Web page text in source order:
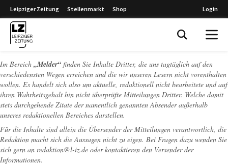
Leipziger Zeitung Stellenmarkt Shop Login
Im Bereich „Melder“ finden Sie Inhalte Dritter, die uns tagtäglich auf den
verschiedensten Wegen erreichen und die wir unseren Lesern nicht vorenthalten
wollen. Es handelt sich also um aktuelle, redaktionell nicht bearbeitete und auf
ihren Wahrheitsgehalt hin nicht überprüfte Mitteilungen Dritter. Welche damit
stets durchgehende Zitate der namentlich genannten Absender außerhalb
unseres redaktionellen Bereiches darstellen.
Für die Inhalte sind allein die Übersender der Mitteilungen verantwortlich, die
Redaktion macht sich die Aussagen nicht zu eigen. Bei Fragen dazu wenden Sie
sich gern an redaktion@l-iz.de oder kontaktieren den Versender der
Informationen.